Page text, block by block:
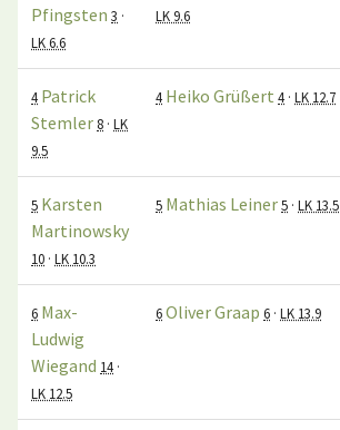
Pfingsten 3 ·
LK 6.6
LK 9.6
4 Patrick
Stemler 8 · LK
9.5
4 Heiko Grüßert 4 · LK 12.7
5 Karsten
Martinowsky
10 · LK 10.3
5 Mathias Leiner5 · LK 13.5
6 Max-
Ludwig
Wiegand 14 ·
LK 12.5
6Oliver Graap 6 · LK 13.9